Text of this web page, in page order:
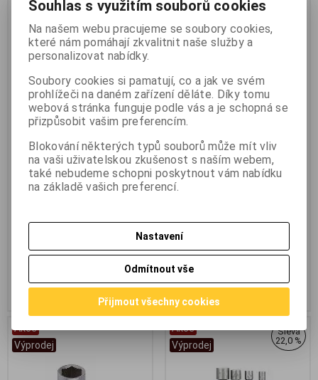
Hlavice 1/2" 24 mm Cr-V
MAGG STOR1224
Katalogové číslo:m_STOR1224
Záruka (měsíců):24
Termín dodání (dny): skladem
Skladem:1 ks
EAN:8591715455688
Hlavice 1/2" 24 mm Cr-V MAGG
STOR1224 Magg STOR1224
hlavice 1/2" 24mm CrV gola.
60,20 Kč(2,551 EUR)69 Kč
49,80 Kč
Magg 080087 sada adaptérů
Katalogové číslo:m_080087
Záruka (měsíců): 24
Termín dodání (dny):skladem
Skladem:
EAN:8591715540865
Magg 080087 sada adaptérů pro
hlavice 1/4";3/8";1/2". Sada
adaptérů pro hlavice 1/4", 3/8",
72 Kč(3,051 EUR)90 Kč
(Vaše cena
bez DPH:)
Přidat do košíku
Akce
Výprodej
Akce
Výprodej
Sleva
22,0 %
Souhlas s využitím souborů cookies
Na našem webu pracujeme se soubory cookies,
které nám pomáhají zkvalitnit naše služby a
personalizovat nabídky.
Soubory cookies si pamatují, co a jak ve svém
prohlížeči na daném zařízení děláte. Díky tomu
webová stránka funguje podle vás a je schopná se
přizpůsobit vašim preferencím.
Blokování některých typů souborů může mít vliv
na vaši uživatelskou zkušenost s naším webem,
také nebudeme schopni poskytnout vám nabídku
na základě vašich preferencí.
Nastavení
Odmítnout vše
Přijmout všechny cookies